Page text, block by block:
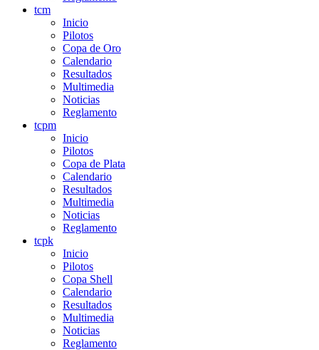
tcm
Inicio
Pilotos
Copa de Oro
Calendario
Resultados
Multimedia
Noticias
Reglamento
tcpm
Inicio
Pilotos
Copa de Plata
Calendario
Resultados
Multimedia
Noticias
Reglamento
tcpk
Inicio
Pilotos
Copa Shell
Calendario
Resultados
Multimedia
Noticias
Reglamento